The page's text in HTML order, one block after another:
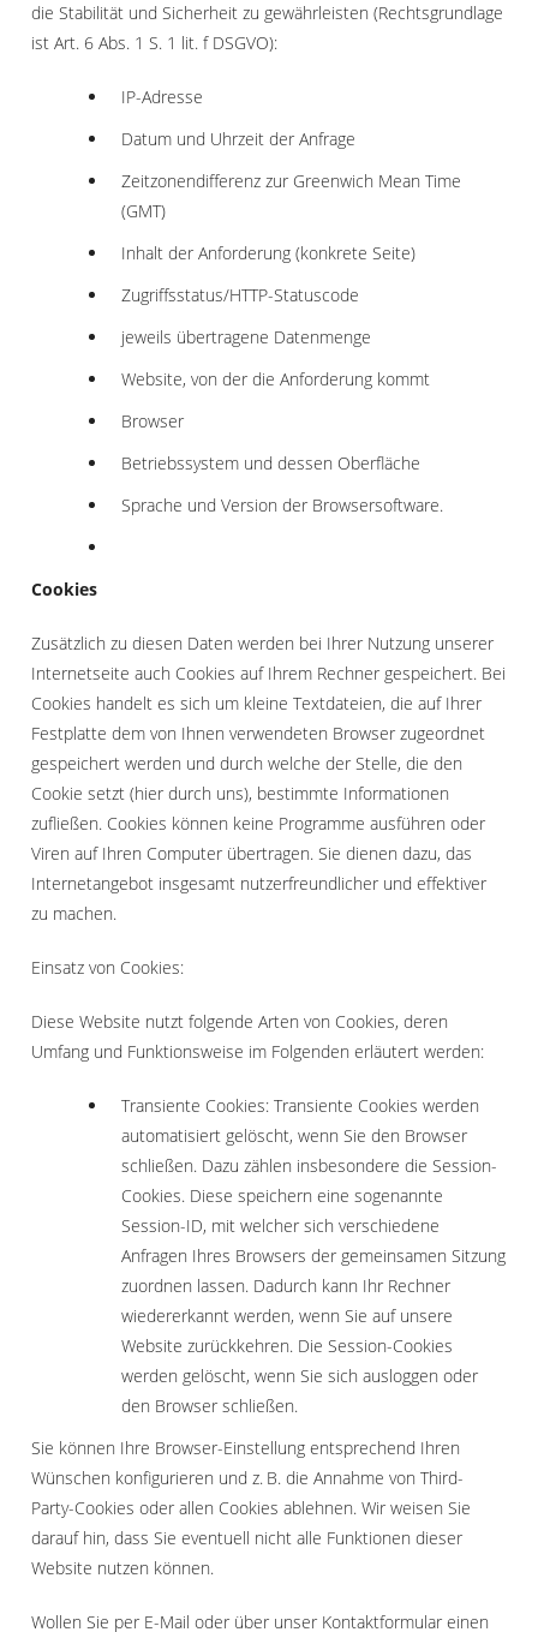
die Stabilität und Sicherheit zu gewährleisten (Rechtsgrundlage
ist Art. 6 Abs. 1 S. 1 lit. f DSGVO):
IP-Adresse
Datum und Uhrzeit der Anfrage
Zeitzonendifferenz zur Greenwich Mean Time
(GMT)
Inhalt der Anforderung (konkrete Seite)
Zugriffsstatus/HTTP-Statuscode
jeweils übertragene Datenmenge
Website, von der die Anforderung kommt
Browser
Betriebssystem und dessen Oberfläche
Sprache und Version der Browsersoftware.
Cookies
Zusätzlich zu diesen Daten werden bei Ihrer Nutzung unserer
Internetseite auch Cookies auf Ihrem Rechner gespeichert. Bei
Cookies handelt es sich um kleine Textdateien, die auf Ihrer
Festplatte dem von Ihnen verwendeten Browser zugeordnet
gespeichert werden und durch welche der Stelle, die den
Cookie setzt (hier durch uns), bestimmte Informationen
zufließen. Cookies können keine Programme ausführen oder
Viren auf Ihren Computer übertragen. Sie dienen dazu, das
Internetangebot insgesamt nutzerfreundlicher und effektiver
zu machen.
Einsatz von Cookies:
Diese Website nutzt folgende Arten von Cookies, deren
Umfang und Funktionsweise im Folgenden erläutert werden:
Transiente Cookies: Transiente Cookies werden
automatisiert gelöscht, wenn Sie den Browser
schließen. Dazu zählen insbesondere die Session-
Cookies. Diese speichern eine sogenannte
Session-ID, mit welcher sich verschiedene
Anfragen Ihres Browsers der gemeinsamen Sitzung
zuordnen lassen. Dadurch kann Ihr Rechner
wiedererkannt werden, wenn Sie auf unsere
Website zurückkehren. Die Session-Cookies
werden gelöscht, wenn Sie sich ausloggen oder
den Browser schließen.
Sie können Ihre Browser-Einstellung entsprechend Ihren
Wünschen konfigurieren und z. B. die Annahme von Third-
Party-Cookies oder allen Cookies ablehnen. Wir weisen Sie
darauf hin, dass Sie eventuell nicht alle Funktionen dieser
Website nutzen können.
Wollen Sie per E-Mail oder über unser Kontaktformular einen